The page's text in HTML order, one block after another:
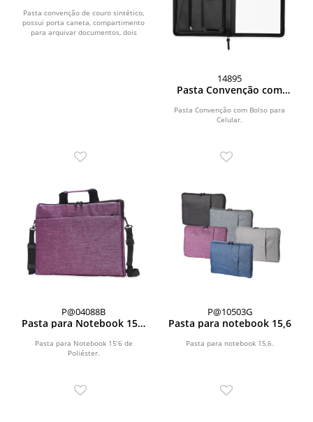
Pasta convenção de couro sintético,
possui porta caneta, compartimento
para arquivar documentos, dois
14895
Pasta Convenção com
Pasta Convenção com Bolso para
Celular.
P@04088B
Pasta para Notebook 15’6
Pasta para Notebook 15’6 de
Poliéster.
P@10503G
Pasta para notebook 15,6
Pasta para notebook 15,6.